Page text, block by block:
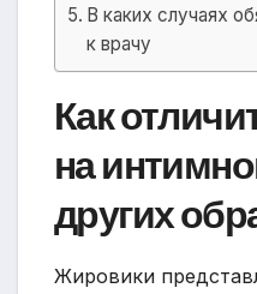
В каких случаях
к врачу
Как
на
других
Жировики